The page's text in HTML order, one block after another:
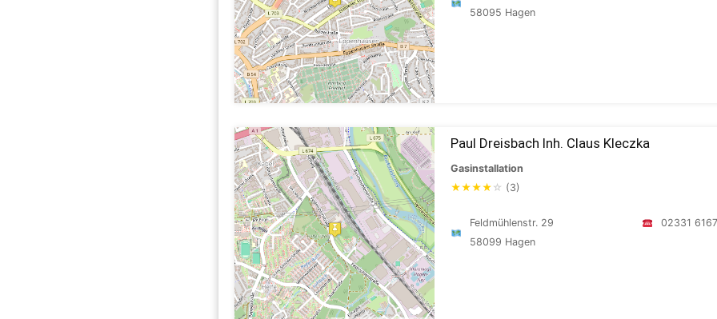
58095 Hagen
Paul Dreisbach Inh. Claus Kleczka
Gasinstallation
★★★★ ☆ (3)
Feldmühlenstr. 29
58099 Hagen
02331